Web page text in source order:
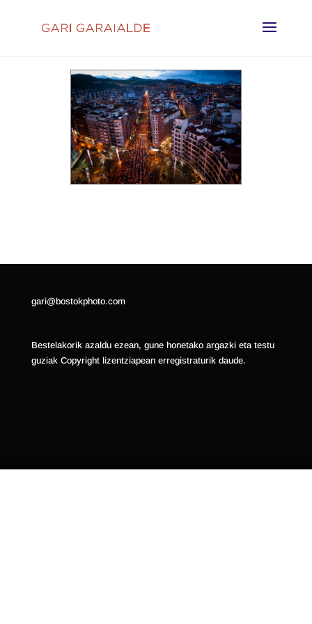
gari@bostokphoto.com
Bestelakorik azaldu ezean, gune honetako argazki eta testu
guziak Copyright lizentziapean erregistraturik daude.